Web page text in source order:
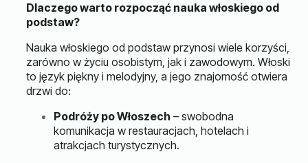
Dlaczego warto rozpocząć nauka włoskiego od
podstaw?
Nauka włoskiego od podstaw przynosi wiele korzyści,
zarówno w życiu osobistym, jak i zawodowym. Włoski
to język piękny i melodyjny, a jego znajomość otwiera
drzwi do:
Podróży po Włoszech – swobodna
komunikacja w restauracjach, hotelach i
atrakcjach turystycznych.